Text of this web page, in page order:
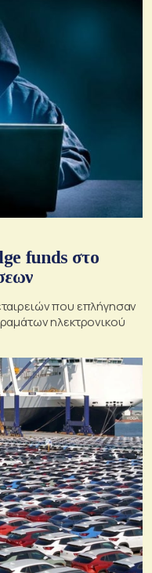
funds στο
που επλήγησαν
ηλεκτρονικού